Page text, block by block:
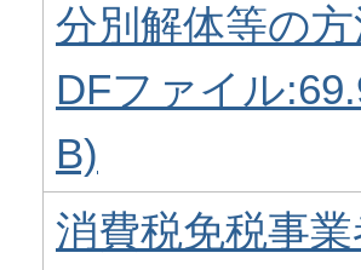
分別解体等の
DFファイル
B)
消費税免税事業